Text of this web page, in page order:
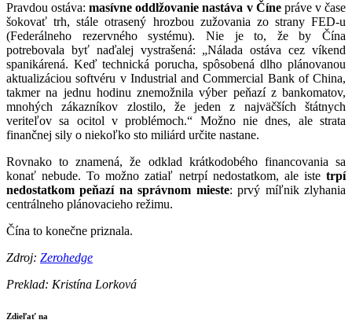
Pravdou ostáva:masívne oddlžovanie nastáva v Čínepráve v čase
šokovať trh, stále otrasený hrozbou zužovania zo strany FED-u
(Federálneho rezervného systému). Nie je to, že by Čína
potrebovala byť naďalej vystrašená: „Nálada ostáva cez víkend
spanikárená. Keď technická porucha, spôsobená dlho plánovanou
aktualizáciou softvéru v Industrial and Commercial Bank of China,
takmer na jednu hodinu znemožnila výber peňazí z bankomatov,
mnohých zákazníkov zlostilo, že jeden z najväčších štátnych
veriteľov sa ocitol v problémoch.“ Možno nie dnes, ale strata
finančnej sily o niekoľko sto miliárd určite nastane.
Rovnako to znamená, že odklad krátkodobého financovania sa
konať nebude. To možno zatiaľ netrpí nedostatkom, ale iste trpí
nedostatkom peňazí na správnom mieste: prvý míľnik zlyhania
centrálneho plánovacieho režimu.
Čína to konečne priznala.
Zdroj: Zerohedge
Preklad: Kristína Lorková
Zdieľať na